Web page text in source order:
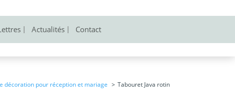
Actualités Contact
décoration pour réception et mariage Tabouret Java rotin